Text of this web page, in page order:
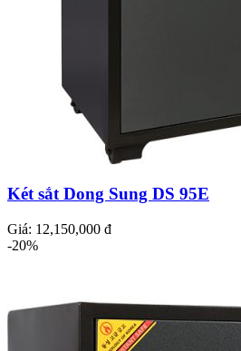
Két sắt Dong Sung DS 95E
Giá: 12,150,000 đ
-20%